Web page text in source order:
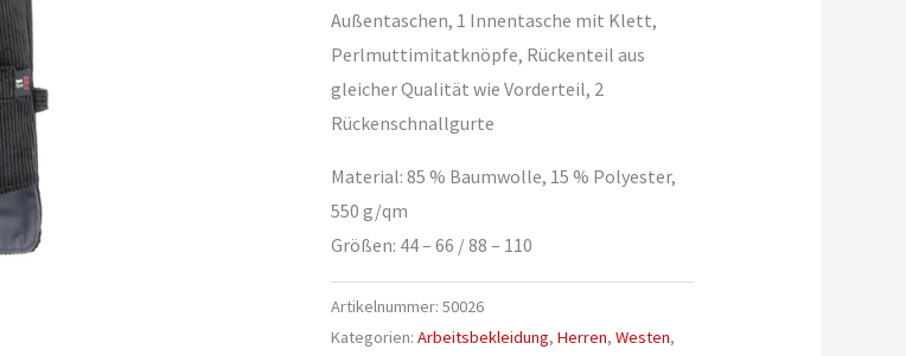
Außentaschen, 1 Innentasche mit Klett,
Perlmuttimitatknöpfe, Rückenteil aus
gleicher Qualität wie Vorderteil, 2
Rückenschnallgurte
Material:85 % Baumwolle, 15 % Polyester,
550 g/qm
Größen: 44 – 66 / 88 – 110
Artikelnummer:50026
Kategorien:Arbeitsbekleidung,Herren,Westen,